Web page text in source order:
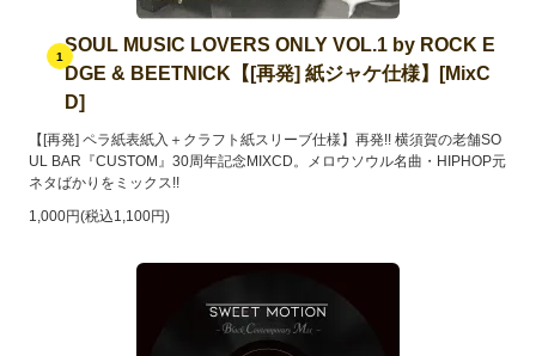
1
SOUL MUSIC LOVERS ONLY VOL.1 by ROCK E
DGE & BEETNICK【[再発] 紙ジャケ仕様】[MixC
D]
【[再発] ペラ紙表紙入＋クラフト紙スリーブ仕様】再発!! 横須賀の老舗SO
UL BAR『CUSTOM』30周年記念MIXCD。メロウソウル名曲・HIPHOP元
ネタばかりをミックス!!
1,000円(税込1,100円)